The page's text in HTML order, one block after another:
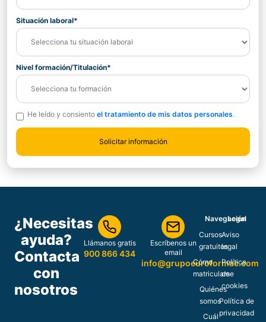
Situación laboral*
Nivel formación/Titulación*
He leído y consiento el tratamiento de mis datos personales.
¿Necesitas
ayuda?
Contacta
con
nosotros
Llámanos gratis
900 866 434
Escríbenos un
email
info@grupoeuroformac.com
Navegación
Cursos
gratuitos
Cómo
matricularse
Quiénes
somos
Cuál
Legal
Aviso
legal
Política
de
cookies
Política de
privacidad